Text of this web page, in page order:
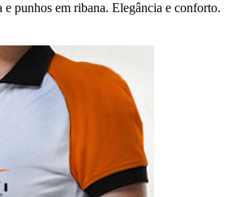
punhos em ribana. Elegância e conforto.